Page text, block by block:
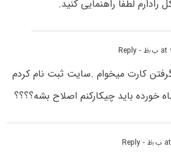
لطفا راهنمایی کنید.
- Reply
کارت میخوام .سایت ثبت نام کردم
خورده باید چیکارکنم اصلاح بشه؟؟؟؟
- Reply